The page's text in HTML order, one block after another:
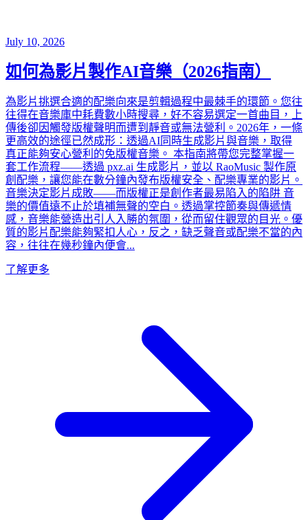
July 10, 2026
如何為影片製作AI音樂（2026指南）
為影片挑選合適的配樂向來是剪輯過程中最棘手的環節。您往
往得在音樂庫中耗費數小時搜尋，好不容易選定一首曲目，上
傳後卻因觸發版權聲明而遭到靜音或無法營利。2026年，一條
更高效的途徑已然成形：透過AI同時生成影片與音樂，取得
真正能夠安心營利的免版權音樂。 本指南將帶您完整掌握一
套工作流程——透過 pxz.ai 生成影片，並以 RaoMusic 製作原
創配樂，讓您能在數分鐘內發布版權安全、配樂專業的影片。
音樂決定影片成敗——而版權正是創作者最易陷入的陷阱 音
樂的價值遠不止於填補無聲的空白。透過掌控節奏與傳遞情
感，音樂能營造出引人入勝的氛圍，從而留住觀眾的目光。優
質的影片配樂能夠緊扣人心，反之，缺乏聲音或配樂不當的內
容，往往在幾秒鐘內便會...
了解更多